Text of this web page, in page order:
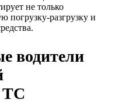
не только
погрузку-разгрузку и
водители
ТС